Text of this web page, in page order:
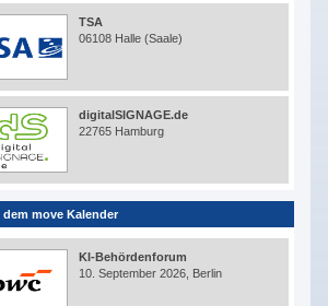
TSA
06108 Halle (Saale)
digitalSIGNAGE.de
22765 Hamburg
dem move Kalender
KI-Behördenforum
10. September 2026, Berlin